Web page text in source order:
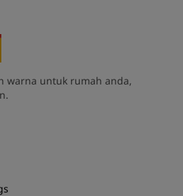
warna untuk rumah anda,